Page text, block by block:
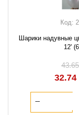
Код:
Шарики надувные
12'
32.74